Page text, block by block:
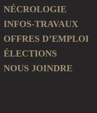
NÉCROLOGIE
INFOS-TRAVAUX
OFFRES D’EMPLOI
ÉLECTIONS
NOUS JOINDRE